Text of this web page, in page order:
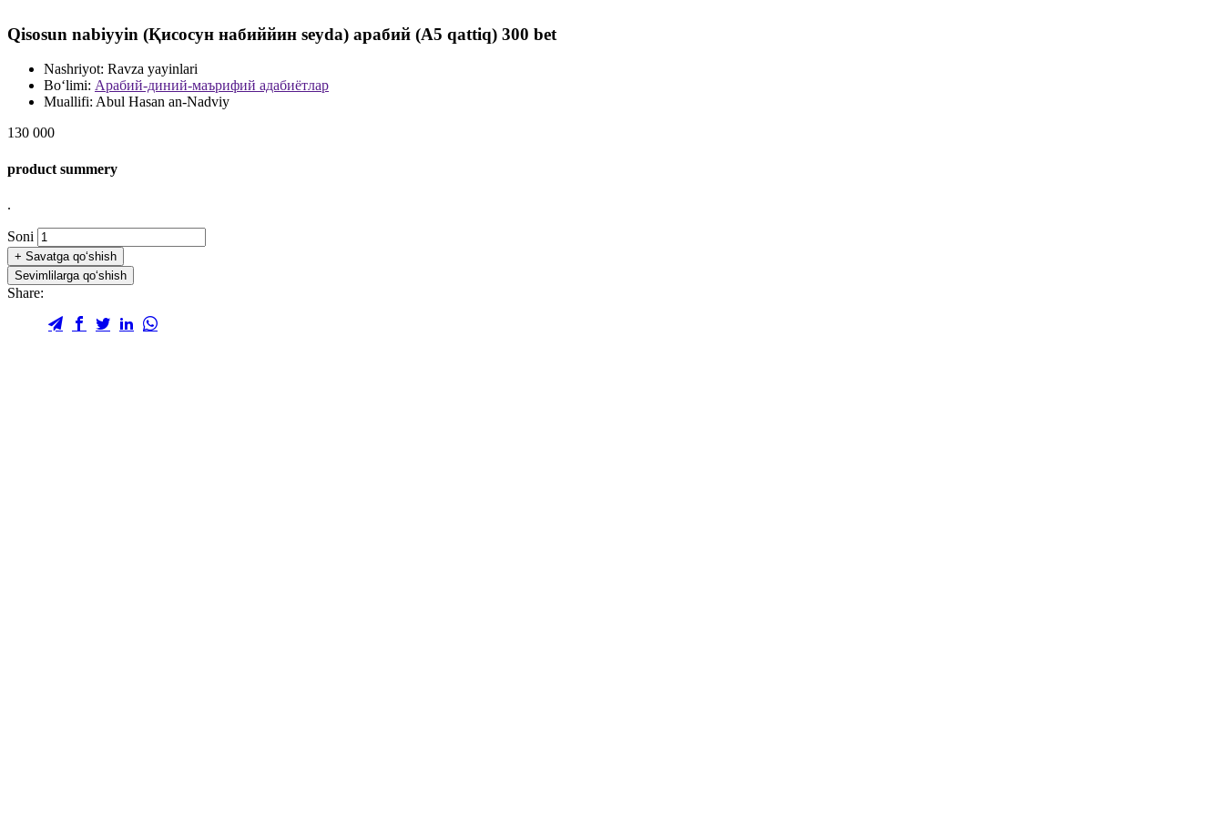
Qisosun nabiyyin (Қисосун набиййин seyda) арабий (A5 qattiq) 300 bet
Nashriyot: Ravza yayinlari
Bo‘limi: Арабий-диний-маърифий адабиётлар
Muallifi: Abul Hasan an-Nadviy
130 000
product summery
.
Soni
+ Savatga qo‘shish
Sevimlilarga qo‘shish
Share: